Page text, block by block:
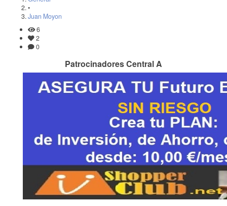
•
Juan Moyon
6
2
0
Patrocinadores Central A